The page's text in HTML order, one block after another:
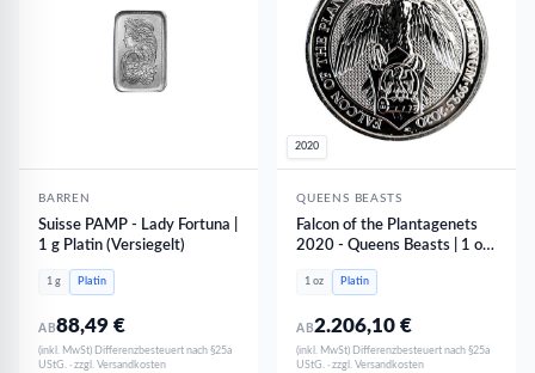
BARREN
Suisse PAMP - Lady Fortuna |
1 g Platin (Versiegelt)
1 g Platin
AB88,49€
(inkl. MwSt) Differenzbesteuert nach §25a
UStG. · zzgl. Versandkosten
2020
QUEENS BEASTS
Falcon of the Plantagenets
2020 - Queens Beasts | 1 oz
Platin
1 oz Platin
AB2.206,10€
(inkl. MwSt) Differenzbesteuert nach §25a
UStG. · zzgl. Versandkosten